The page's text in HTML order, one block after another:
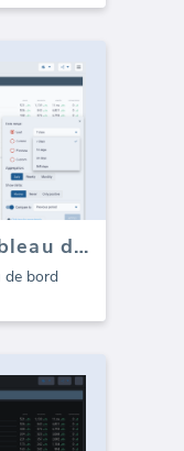
Google Analytics 4 tableau de bord d'audience
de bord